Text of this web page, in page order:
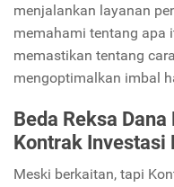
menjalankan layanan
memahami tentang apa
memastikan tentang
mengoptimalkan imbal
Beda Reksa
Kontrak Investasi
Meski berkaitan, tapi